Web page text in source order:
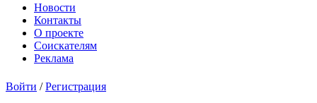
Новости
Контакты
О проекте
Соискателям
Реклама
Войти /Регистрация